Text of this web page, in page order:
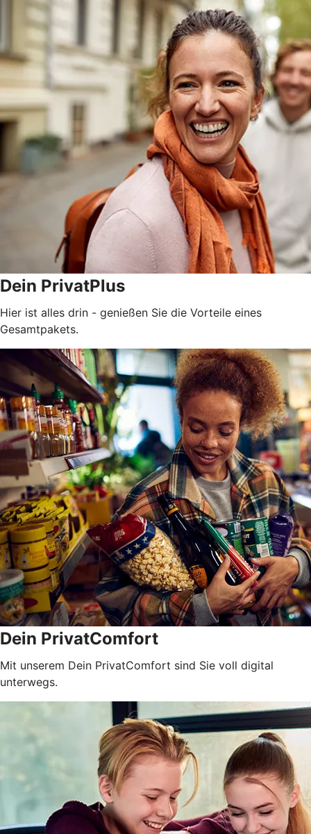
Dein PrivatPlus
Hier ist alles drin - genießen Sie die Vorteile eines
Gesamtpakets.
Dein PrivatComfort
Mit unserem Dein PrivatComfort sind Sie voll digital
unterwegs.